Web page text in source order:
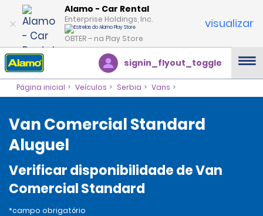
Alamo - Car Rental
Enterprise Holdings, Inc.
OBTER – na Play Store
visualizar
signin_flyout_toggle
Página inicial Veículos Serbia Vans
Van Comercial Standard
Aluguel
Verificar disponibilidade de Van
Comercial Standard
*campo obrigatório